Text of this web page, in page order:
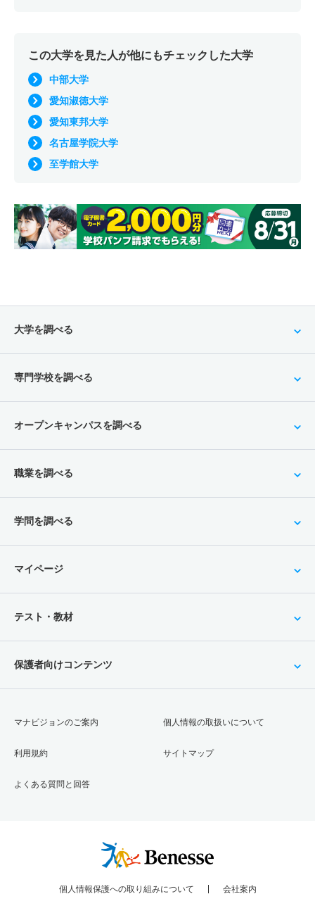
この大学を見た人が他にもチェックした大学
中部大学
愛知淑徳大学
愛知東邦大学
名古屋学院大学
至学館大学
大学を調べる
専門学校を調べる
オープンキャンパスを調べる
職業を調べる
学問を調べる
マイページ
テスト・教材
保護者向けコンテンツ
マナビジョンのご案内
利用規約
よくある質問と回答
個人情報の取扱いについて
サイトマップ
個人情報保護への取り組みについて 会社案内